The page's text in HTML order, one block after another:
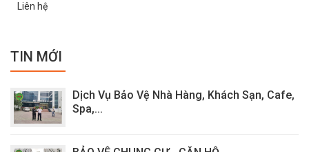
Liên hệ
TIN MỚI
Dịch Vụ Bảo Vệ Nhà Hàng, Khách Sạn, Cafe,
Spa,...